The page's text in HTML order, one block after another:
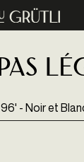
pas
- Noir et